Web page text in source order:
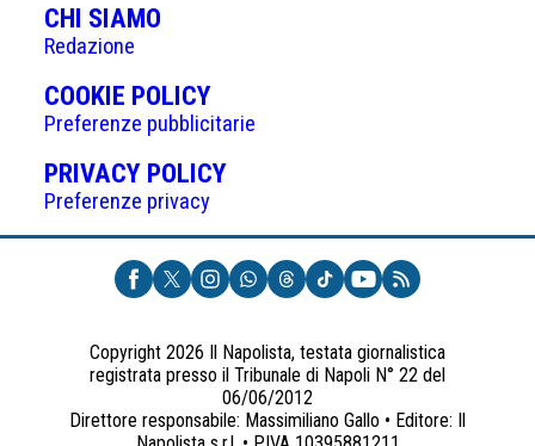
CHI SIAMO
Redazione
COOKIE POLICY(APRE
IN
UNA
NUOVA
Preferenze pubblicitarie
PRIVACY POLICY(APRE
UNA
NUOVA
SCHEDA)
Preferenze privacy
Copyright 2026 Il Napolista, testata giornalistica
registrata presso il Tribunale di Napoli N° 22 del
06/06/2012
Direttore responsabile: Massimiliano Gallo • Editore: Il